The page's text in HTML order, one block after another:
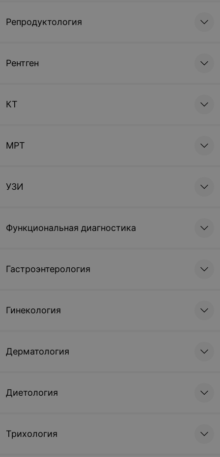
Репродуктология
Рентген
КТ
МРТ
УЗИ
Функциональная диагностика
Гастроэнтерология
Гинекология
Дерматология
Диетология
Трихология